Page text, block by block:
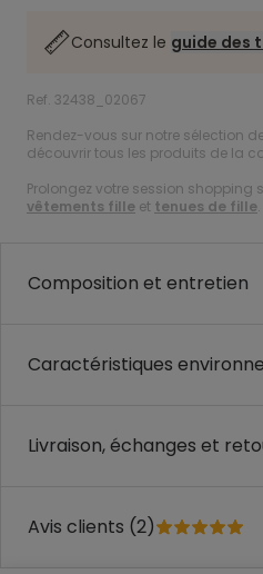
Consultez le guide des
Ref. 32438_02067
Rendez-vous sur notre sélection
découvrir tous les produits de la
Prolongez votre session shopping
vêtements fille et tenues de fille.
Composition et entretien
Caractéristiques
Livraison, échanges et
Avis clients (2)